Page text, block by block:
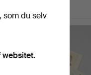
som du selv